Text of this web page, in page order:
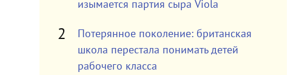
изымается партия сыра Viola
Потерянное поколение: британская
школа перестала понимать детей
рабочего класса